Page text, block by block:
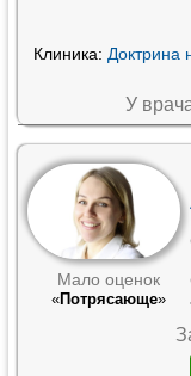
Клиника: Доктрина
У
Мало оценок
«Потрясающе»